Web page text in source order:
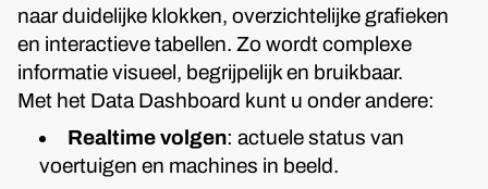
naar duidelijke klokken, overzichtelijke grafieken
en interactieve tabellen. Zo wordt complexe
informatie visueel, begrijpelijk en bruikbaar.
Met het Data Dashboard kunt u onder andere:
Realtime volgen: actuele status van
voertuigen en machines in beeld.